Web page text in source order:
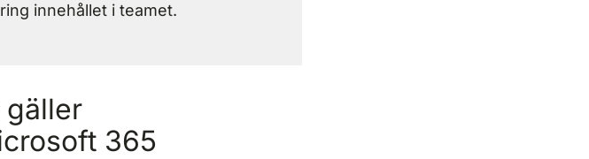
innehållet i teamet.
gäller
365